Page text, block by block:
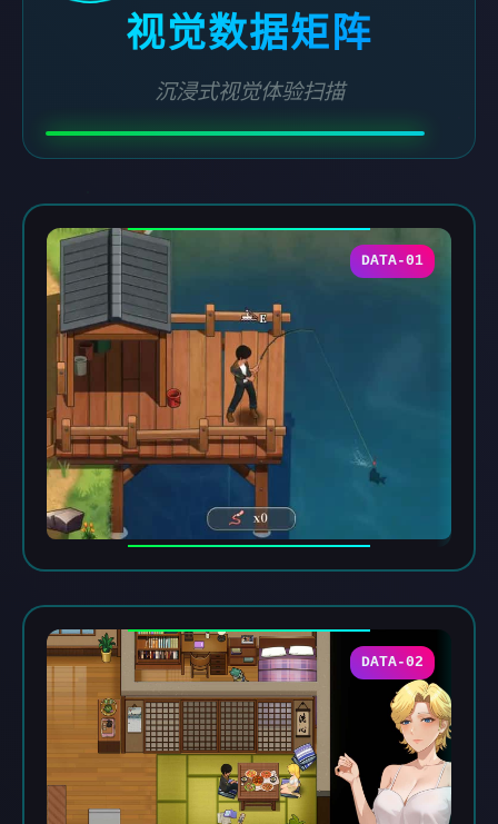
视觉数据矩阵
沉浸式视觉体验扫描
DATA-01
DATA-02